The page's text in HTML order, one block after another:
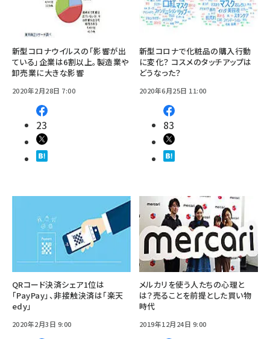
新型コロナウイルスの「影響が出
ている」企業は6割以上。製造業や
卸売業に大きな影響
2020年2月28日 7:00
23
新型コロナで化粧品の購入行動
に変化？ コスメのタッチアップは
どうなった？
2020年6月25日 11:00
83
QRコード決済シェア1位は
「PayPay」、非接触決済は「楽天
edy」
2020年2月3日 9:00
メルカリを使う人たちの心理と
は？売ることを前提とした買い物
時代
2019年12月24日 9:00